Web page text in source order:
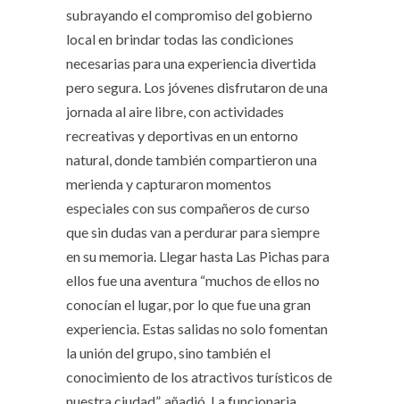
subrayando el compromiso del gobierno
local en brindar todas las condiciones
necesarias para una experiencia divertida
pero segura. Los jóvenes disfrutaron de una
jornada al aire libre, con actividades
recreativas y deportivas en un entorno
natural, donde también compartieron una
merienda y capturaron momentos
especiales con sus compañeros de curso
que sin dudas van a perdurar para siempre
en su memoria. Llegar hasta Las Pichas para
ellos fue una aventura “muchos de ellos no
conocían el lugar, por lo que fue una gran
experiencia. Estas salidas no solo fomentan
la unión del grupo, sino también el
conocimiento de los atractivos turísticos de
nuestra ciudad”, añadió. La funcionaria